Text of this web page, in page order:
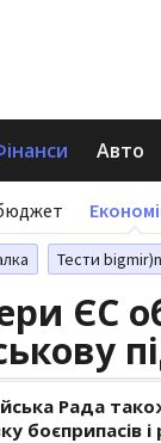
Авто
Тести
ЄС
Рада
боєприпасів і